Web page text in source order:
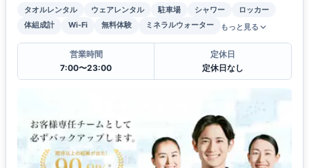
タオルレンタル ウェアレンタル 駐車場 シャワー
ロッカー
体組成計
Wi-Fi 無料体験 ミネラルウォーター もっと見る
営業時間
7:00〜23:00
定休日
定休日なし